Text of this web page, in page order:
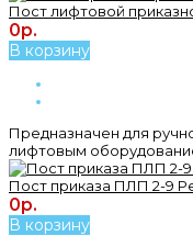
Пост лифтовой
0р.
В корзину
Предназначен для
лифтовым
Пост приказа ПЛП 2-9
0р.
В корзину